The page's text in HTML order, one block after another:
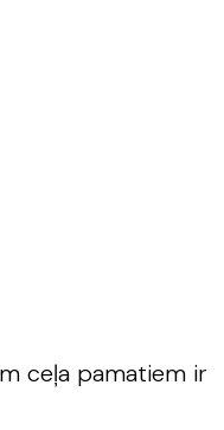
ceļa pamatiem ir